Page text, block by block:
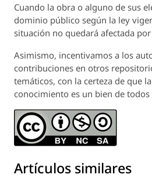
Cuando la obra o alguno de sus
dominio público según la ley
situación no quedará afectada
Asimismo, incentivamos a los
contribuciones en otros
temáticos, con la certeza de que
conocimiento es un bien de
Artículos similares